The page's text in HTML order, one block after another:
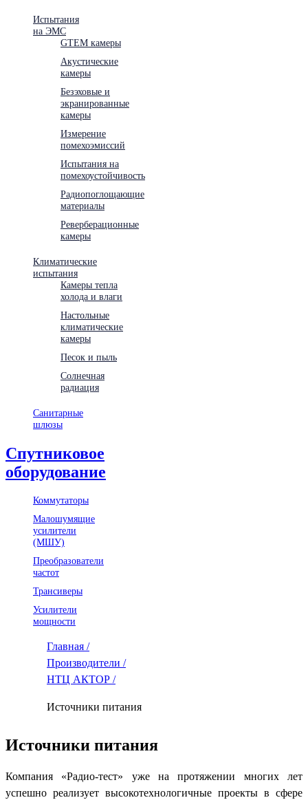
Испытания
на ЭМС
GTEM камеры
Акустические
камеры
Безэховые и
экранированные
камеры
Измерение
помехоэмиссий
Испытания на
помехоустойчивость
Радиопоглощающие
материалы
Реверберационные
камеры
Климатические
испытания
Камеры тепла
холода и влаги
Настольные
климатические
камеры
Песок и пыль
Солнечная
радиация
Санитарные
шлюзы
Спутниковое
оборудование
Коммутаторы
Малошумящие
усилители
(МШУ)
Преобразователи
частот
Трансиверы
Усилители
мощности
Главная /
Производители /
НТЦ АКТОР /
Источники питания
Источники питания
Компания «Радио-тест» уже на протяжении многих лет
успешно реализует высокотехнологичные проекты в сфере